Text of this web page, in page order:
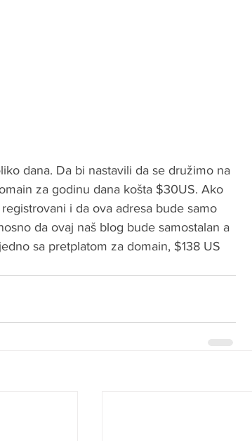
dana. Da bi nastavili da se družimo na
za godinu dana košta $30US. Ako
i da ova adresa bude samo
da ovaj naš blog bude samostalan a
sa pretplatom za domain, $138 US